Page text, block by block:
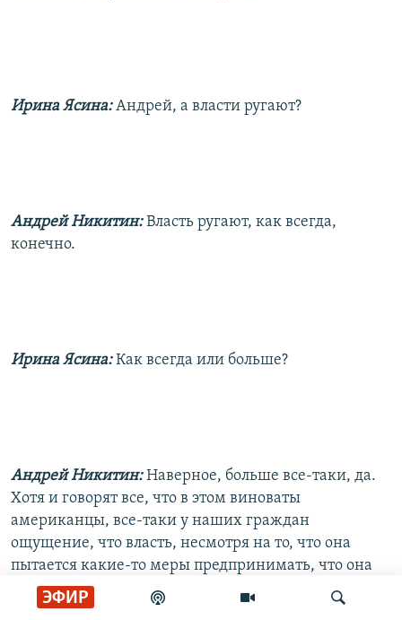
ЭФИР
Ирина Ясина: Андрей, а власти ругают?
Андрей Никитин: Власть ругают, как всегда,
конечно.
Ирина Ясина: Как всегда или больше?
Андрей Никитин: Наверное, больше все-таки, да.
Хотя и говорят все, что в этом виноваты
американцы, все-таки у наших граждан
ощущение, что власть, несмотря на то, что она
пытается какие-то меры предпринимать, что она
недалеко от всего этого.